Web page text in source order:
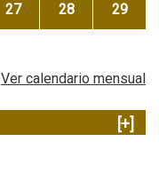
27 28 29
Ver calendario mensual
[+]